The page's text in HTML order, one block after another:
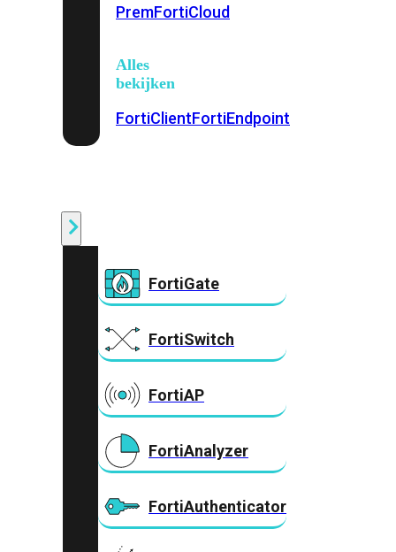
PremFortiCloud
Alles
bekijken
FortiClientFortiEndpoint
FortiGate
FortiSwitch
FortiAP
FortiAnalyzer
FortiAuthenticator